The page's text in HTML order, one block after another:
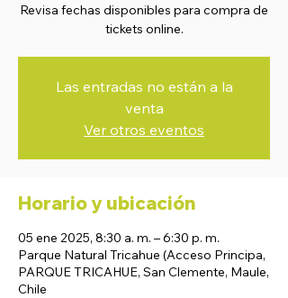
Revisa fechas disponibles para compra de
tickets online.
Las entradas no están a la
venta
Ver otros eventos
Horario y ubicación
05 ene 2025, 8:30 a. m. – 6:30 p. m.
Parque Natural Tricahue (Acceso Principa,
PARQUE TRICAHUE, San Clemente, Maule,
Chile